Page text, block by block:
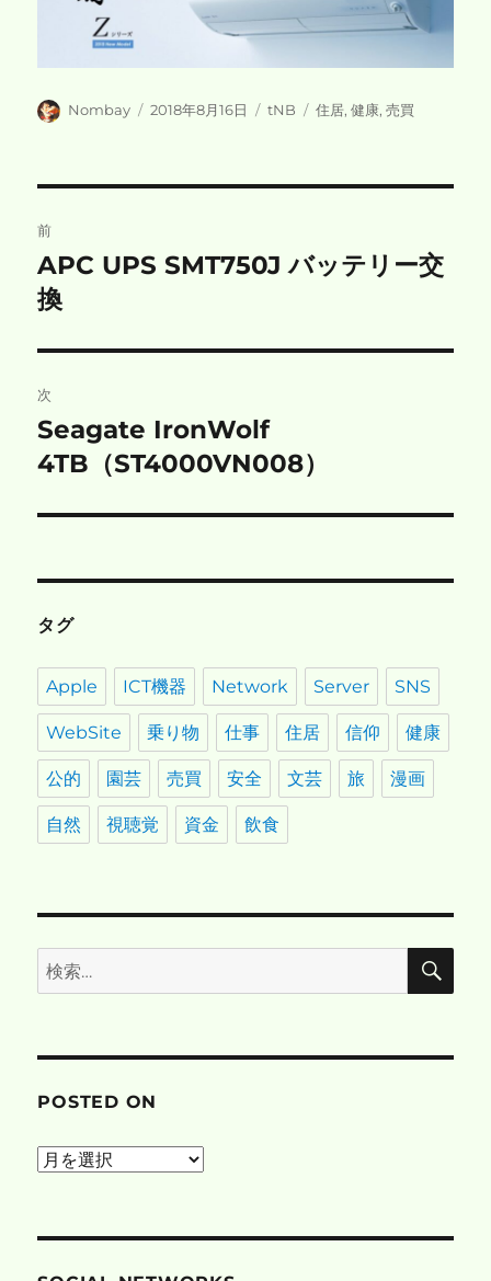
投
Nombay
投
2018年8月16日
カ
tNB
タ
住居,健康,売買
稿
ナ
ビ
ゲ
ー
ン
前
前
の
稿:
APC UPS SMT750J バッテリー交
換
次
次
の
稿:
Seagate IronWolf
4TB（ST4000VN008）
タグ
Apple ICT機器 Network Server SNS
WebSite 乗り物 仕事 住居 信仰 健康
公的 園芸 売買 安全 文芸 旅 漫画
自然 視聴覚 資金 飲食
検
索:
検
POSTED ON
posted